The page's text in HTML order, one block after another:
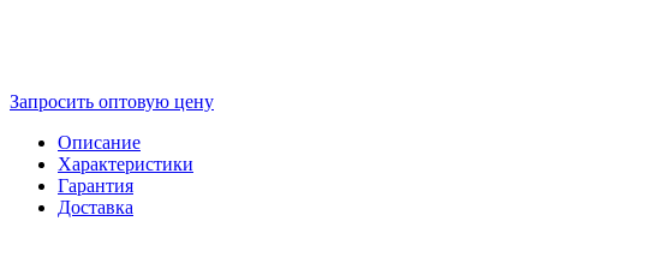
Запросить оптовую цену
Описание
Характеристики
Гарантия
Доставка